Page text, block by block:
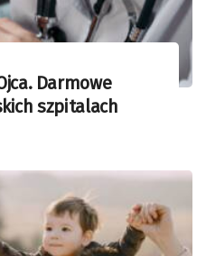
Darmowe
szpitalach